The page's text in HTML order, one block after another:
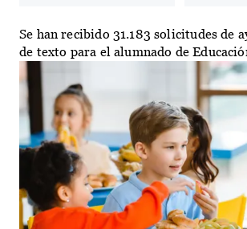
Se han recibido 31.183 solicitudes de
de texto para el alumnado de